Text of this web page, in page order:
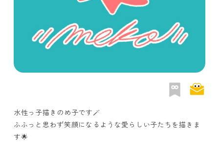
水性っ子描きのめ子です🪄
ふふっと思わず笑顔になるような愛らしい子たちを描きま
す🌟